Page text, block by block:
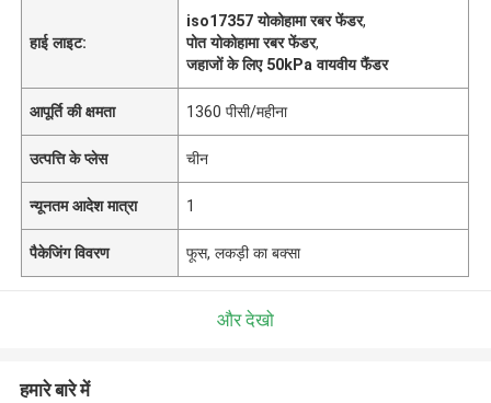
हाई लाइट:
iso17357 योकोहामा रबर फेंडर,
पोत योकोहामा रबर फेंडर,
जहाजों के लिए 50kPa वायवीय फैंडर
आपूर्ति की क्षमता 1360 पीसी/महीना
उत्पत्ति के प्लेस चीन
न्यूनतम आदेश मात्रा 1
पैकेजिंग विवरण फूस, लकड़ी का बक्सा
और देखो
हमारे बारे में